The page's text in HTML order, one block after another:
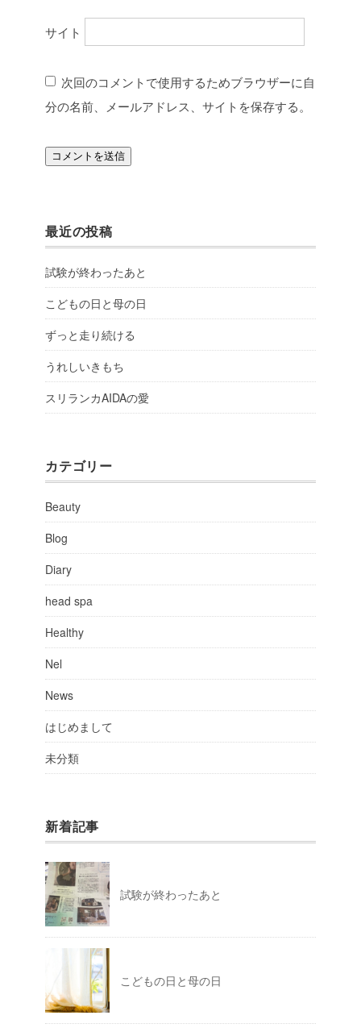
サイト
次回のコメントで使用するためブラウザーに自
分の名前、メールアドレス、サイトを保存する。
最近の投稿
試験が終わったあと
こどもの日と母の日
ずっと走り続ける
うれしいきもち
スリランカAIDAの愛
カテゴリー
Beauty
Blog
Diary
head spa
Healthy
Nel
News
はじめまして
未分類
新着記事
試験が終わったあと
こどもの日と母の日